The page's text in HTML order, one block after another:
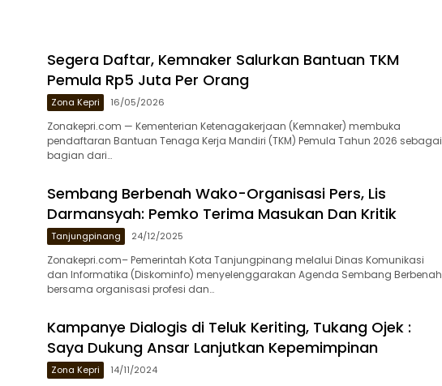
Segera Daftar, Kemnaker Salurkan Bantuan TKM
Pemula Rp5 Juta Per Orang
Zona Kepri 16/05/2026
Zonakepri.com — Kementerian Ketenagakerjaan (Kemnaker) membuka
pendaftaran Bantuan Tenaga Kerja Mandiri (TKM) Pemula Tahun 2026 sebagai
bagian dari…
Sembang Berbenah Wako-Organisasi Pers, Lis
Darmansyah: Pemko Terima Masukan Dan Kritik
Tanjungpinang 24/12/2025
Zonakepri.com– Pemerintah Kota Tanjungpinang melalui Dinas Komunikasi
dan Informatika (Diskominfo) menyelenggarakan Agenda Sembang Berbenah
bersama organisasi profesi dan…
Kampanye Dialogis di Teluk Keriting, Tukang Ojek :
Saya Dukung Ansar Lanjutkan Kepemimpinan
Zona Kepri 14/11/2024